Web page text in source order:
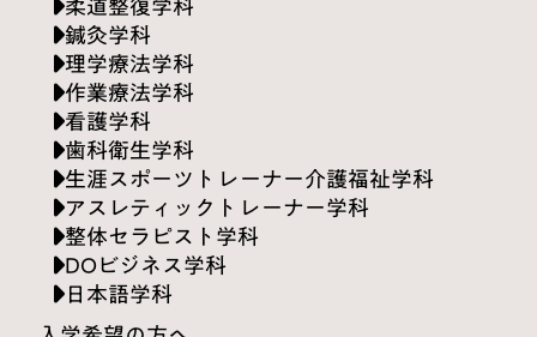
鍼灸学科
理学療法学科
作業療法学科
看護学科
歯科衛生学科
生涯スポーツトレーナー介護福祉学科
アスレティックトレーナー学科
整体セラピスト学科
DOビジネス学科
日本語学科